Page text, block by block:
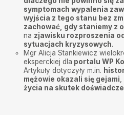
symptomach wypalenia
wyjścia z tego stanu bez
zachować, gdy staniemy z
na zjawisku rozproszenia
sytuacjach kryzysowych.
Mgr Alicja Stankiewicz
eksperckiej dla portalu WP
Artykuły dotyczyły m.in.
mężowie okazali się gejami
życia na skutek